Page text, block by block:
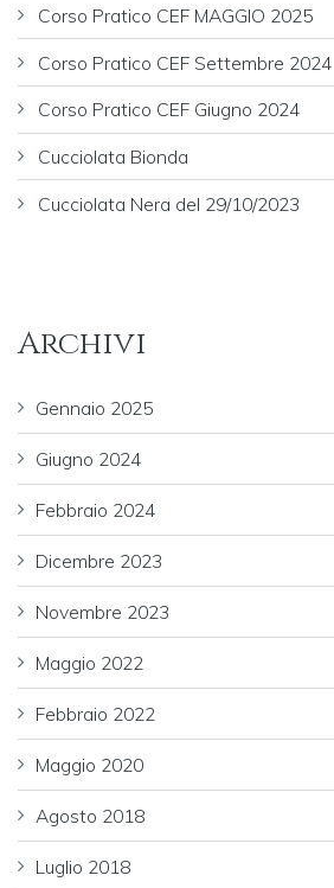
Corso Pratico CEF MAGGIO 2025
Corso Pratico CEF Settembre 2024
Corso Pratico CEF Giugno 2024
Cucciolata Bionda
Cucciolata Nera del 29/10/2023
Archivi
Gennaio 2025
Giugno 2024
Febbraio 2024
Dicembre 2023
Novembre 2023
Maggio 2022
Febbraio 2022
Maggio 2020
Agosto 2018
Luglio 2018